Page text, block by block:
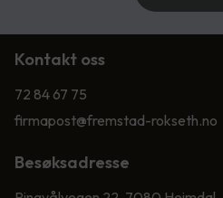
Kontakt oss
72 84 67 75
firmapost@fremstad-rokseth.no
Besøksadresse